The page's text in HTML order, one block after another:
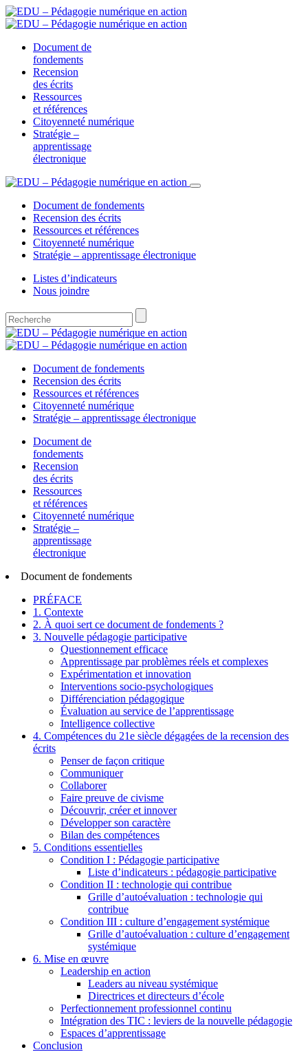
Document de
fondements
Recension
des écrits
Ressources
et références
Citoyenneté numérique
Stratégie –
apprentissage
électronique
Document de fondements
Recension des écrits
Ressources et références
Citoyenneté numérique
Stratégie – apprentissage électronique
Listes d’indicateurs
Nous joindre
Document de fondements
Recension des écrits
Ressources et références
Citoyenneté numérique
Stratégie – apprentissage électronique
Document de
fondements
Recension
des écrits
Ressources
et références
Citoyenneté numérique
Stratégie –
apprentissage
électronique
Document de fondements
PRÉFACE
1. Contexte
2. À quoi sert ce document de fondements ?
3. Nouvelle pédagogie participative
Questionnement efficace
Apprentissage par problèmes réels et complexes
Expérimentation et innovation
Interventions socio-psychologiques
Différenciation pédagogique
Évaluation au service de l’apprentissage
Intelligence collective
4. Compétences du 21e siècle dégagées de la recension des
écrits
Penser de façon critique
Communiquer
Collaborer
Faire preuve de civisme
Découvrir, créer et innover
Développer son caractère
Bilan des compétences
5. Conditions essentielles
Condition I : Pédagogie participative
Liste d’indicateurs : pédagogie participative
Condition II : technologie qui contribue
Grille d’autoévaluation : technologie qui
contribue
Condition III : culture d’engagement systémique
Grille d’autoévaluation : culture d’engagement
systémique
6. Mise en œuvre
Leadership en action
Leaders au niveau systémique
Directrices et directeurs d’école
Perfectionnement professionnel continu
Intégration des TIC : leviers de la nouvelle pédagogie
Espaces d’apprentissage
Conclusion